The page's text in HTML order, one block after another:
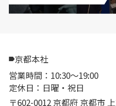
京都本社
営業時間：10:30〜19:00
定休日：日曜・祝日
〒602-0012 京都府 京都市